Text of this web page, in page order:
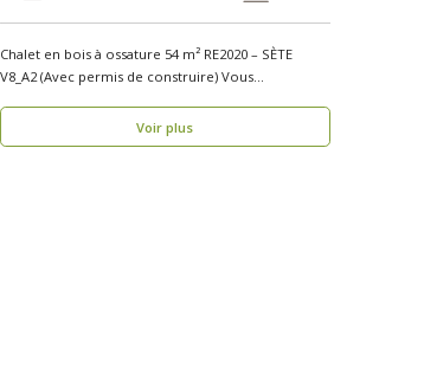
Chalet en bois à ossature 54 m² RE2020 – SÈTE
V8_A2 (Avec permis de construire) Vous
Voir plus